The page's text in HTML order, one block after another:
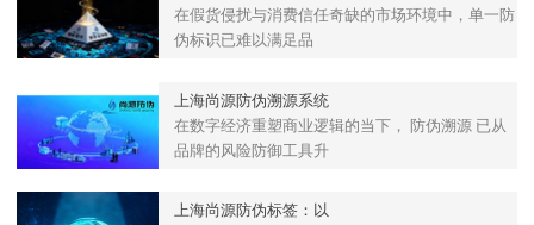
在假货侵扰与消费信任奇缺的市场环境中，单一防
伪标识已难以满足品
上海尚源防伪溯源系统
在数字经济重塑商业逻辑的当下， 防伪溯源 已从
品牌的风险防御工具升
上海尚源防伪标签：以